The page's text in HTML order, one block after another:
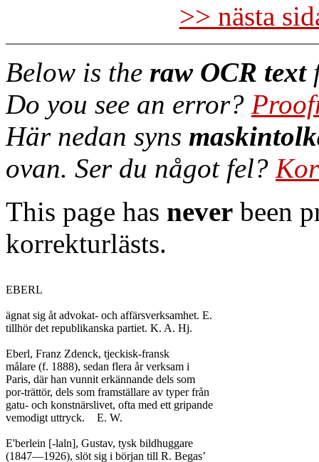
>> nästa
Below is the raw OCR text
Do you see an error?
Här nedan syns
ovan. Ser du något fel?
This page has never been
korrekturlästs.
EBERL
ägnat sig åt advokat- och affärsverksamhet. E.
tillhör det republikanska partiet. K. A. Hj.
Eberl, Franz Zdenck, tjeckisk-fransk
målare (f. 1888), sedan flera år verksam i
Paris, där han vunnit erkännande dels som
por-trättör, dels som framställare av typer från
gatu- och konstnärslivet, ofta med ett gripande
vemodigt uttryck.	E. W.
E'berlein [-laln], Gustav, tysk bildhuggare
(1847—1926), slöt sig i början till R. Begas’